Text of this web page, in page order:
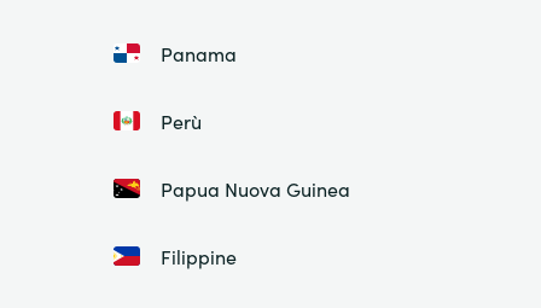
Panama
Perù
Papua Nuova Guinea
Filippine